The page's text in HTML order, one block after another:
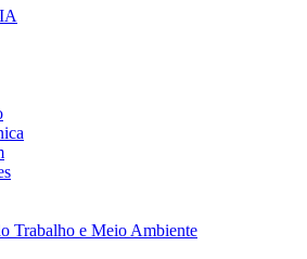
Trabalho e Meio Ambiente